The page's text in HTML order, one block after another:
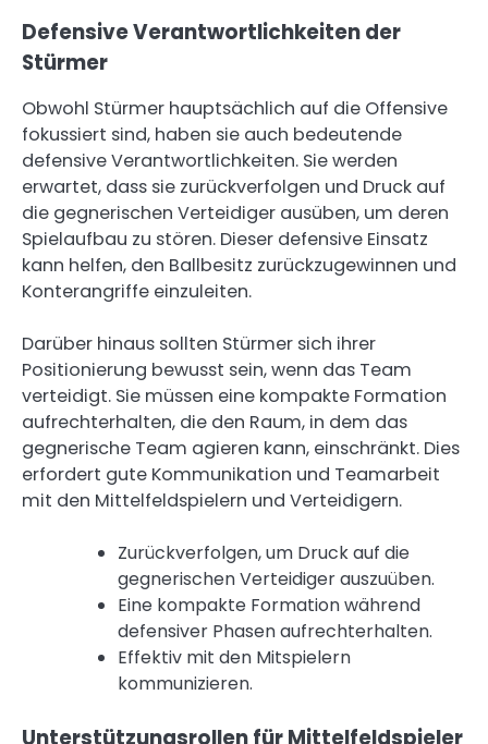
Defensive Verantwortlichkeiten der
Stürmer
Obwohl Stürmer hauptsächlich auf die Offensive
fokussiert sind, haben sie auch bedeutende
defensive Verantwortlichkeiten. Sie werden
erwartet, dass sie zurückverfolgen und Druck auf
die gegnerischen Verteidiger ausüben, um deren
Spielaufbau zu stören. Dieser defensive Einsatz
kann helfen, den Ballbesitz zurückzugewinnen und
Konterangriffe einzuleiten.
Darüber hinaus sollten Stürmer sich ihrer
Positionierung bewusst sein, wenn das Team
verteidigt. Sie müssen eine kompakte Formation
aufrechterhalten, die den Raum, in dem das
gegnerische Team agieren kann, einschränkt. Dies
erfordert gute Kommunikation und Teamarbeit
mit den Mittelfeldspielern und Verteidigern.
Zurückverfolgen, um Druck auf die
gegnerischen Verteidiger auszuüben.
Eine kompakte Formation während
defensiver Phasen aufrechterhalten.
Effektiv mit den Mitspielern
kommunizieren.